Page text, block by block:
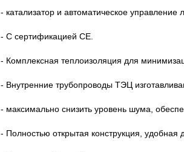
- катализатор и автоматическое
- С сертификацией CE.
- Комплексная теплоизоляция для
- Внутренние трубопроводы ТЭЦ
- максимально снизить уровень шума,
- Полностью открытая конструкция, удобная